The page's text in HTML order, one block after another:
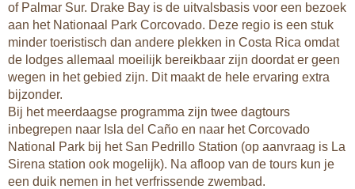
of Palmar Sur. Drake Bay is de uitvalsbasis voor een bezoek
aan het Nationaal Park Corcovado. Deze regio is een stuk
minder toeristisch dan andere plekken in Costa Rica omdat
de lodges allemaal moeilijk bereikbaar zijn doordat er geen
wegen in het gebied zijn. Dit maakt de hele ervaring extra
bijzonder.
Bij het meerdaagse programma zijn twee dagtours
inbegrepen naar Isla del Caño en naar het Corcovado
National Park bij het San Pedrillo Station (op aanvraag is La
Sirena station ook mogelijk). Na afloop van de tours kun je
een duik nemen in het verfrissende zwembad.